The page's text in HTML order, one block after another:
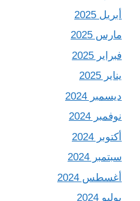
أبريل 2025
مارس 2025
فبراير 2025
يناير 2025
ديسمبر 2024
نوفمبر 2024
أكتوبر 2024
سبتمبر 2024
أغسطس 2024
يوليو 2024